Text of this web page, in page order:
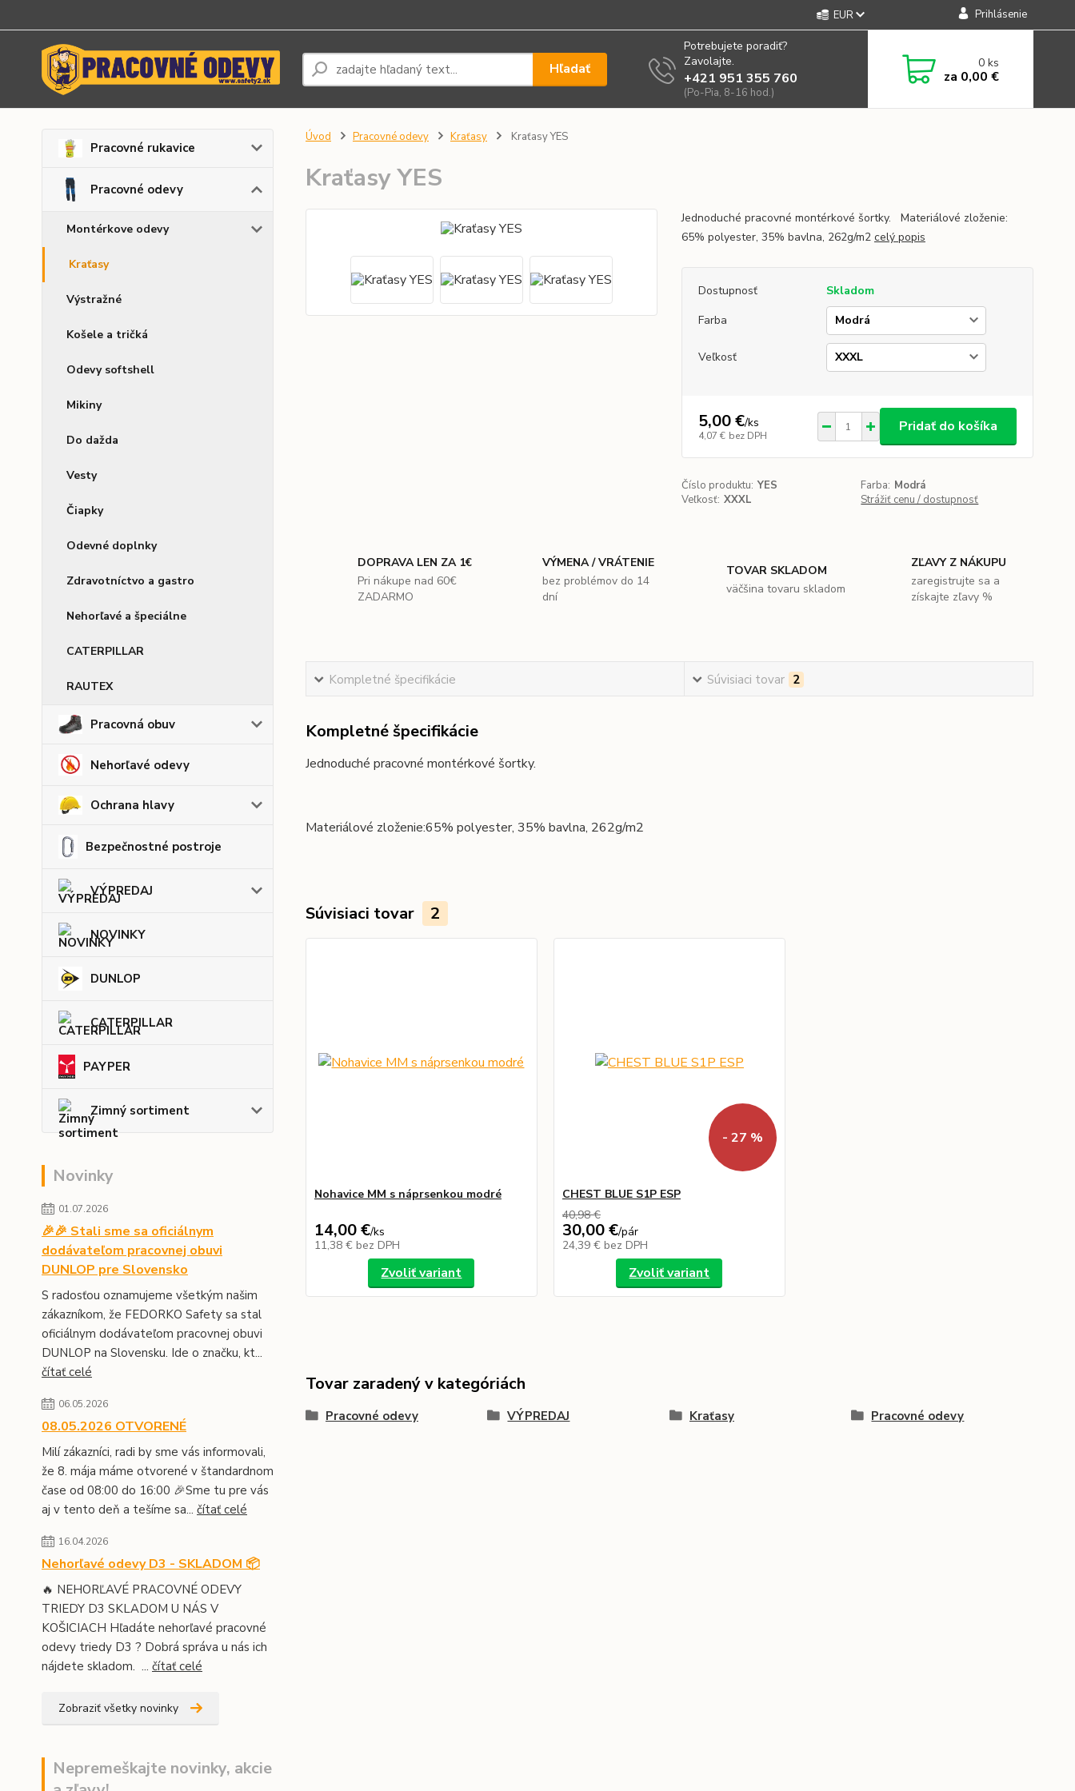
EUR Prihlásenie
Hľadať
Potrebujete poradiť?
Zavolajte.
+421 951 355 760
(Po-Pia, 8-16 hod.)
0ks
za 0,00 €
Pracovné rukavice
Pracovné odevy
Montérkove odevy
Kraťasy
Výstražné
Košele a tričká
Odevy softshell
Mikiny
Do dažda
Vesty
Čiapky
Odevné doplnky
Zdravotníctvo a gastro
Nehorľavé a špeciálne
CATERPILLAR
RAUTEX
Pracovná obuv
Nehorľavé odevy
Ochrana hlavy
Bezpečnostné postroje
VÝPREDAJ
NOVINKY
DUNLOP
CATERPILLAR
PAYPER
Zimný sortiment
Novinky
01.07.2026
🎉🎉 Stali sme sa oficiálnym
dodávateľom pracovnej obuvi
DUNLOP pre Slovensko
S radosťou oznamujeme všetkým našim
zákazníkom, že FEDORKO Safety sa stal
oficiálnym dodávateľom pracovnej obuvi
DUNLOP na Slovensku. Ide o značku, kt...
čítať celé
06.05.2026
08.05.2026 OTVORENÉ
Milí zákazníci, radi by sme vás informovali,
že 8. mája máme otvorené v štandardnom
čase od 08:00 do 16:00 🎉Sme tu pre vás
aj v tento deň a tešíme sa... čítať celé
16.04.2026
Nehorľavé odevy D3 - SKLADOM 📦
🔥 NEHORĽAVÉ PRACOVNÉ ODEVY
TRIEDY D3 SKLADOM U NÁS V
KOŠICIACH Hľadáte nehorľavé pracovné
odevy triedy D3 ? Dobrá správa u nás ich
nájdete skladom. ... čítať celé
Zobraziť všetky novinky
Nepremeškajte novinky, akcie
Úvod Pracovné odevy Kraťasy Kraťasy YES
Kraťasy YES
Jednoduché pracovné montérkové šortky. Materiálové zloženie:
65% polyester, 35% bavlna, 262g/m2 celý popis
Dostupnosť
Skladom
Farba
Veľkosť
5,00 €/ks
4,07 € bez DPH
Pridať do košíka
Číslo produktu: YES Farba: Modrá
Veľkosť: XXXL Strážiť cenu / dostupnosť
DOPRAVA LEN ZA 1€
Pri nákupe nad 60€
ZADARMO
VÝMENA / VRÁTENIE
bez problémov do 14
dní
TOVAR SKLADOM
väčšina tovaru skladom
ZĽAVY Z NÁKUPU
zaregistrujte sa a
získajte zľavy %
Kompletné špecifikácie Súvisiaci tovar 2
Kompletné špecifikácie
Jednoduché pracovné montérkové šortky.
Materiálové zloženie:65% polyester, 35% bavlna, 262g/m2
Súvisiaci tovar 2
Nohavice MM s náprsenkou modré
14,00 €/ks
11,38 € bez DPH
Zvoliť variant
- 27 %
CHEST BLUE S1P ESP
40,98 €
30,00 €/pár
24,39 € bez DPH
Zvoliť variant
Tovar zaradený v kategóriách
Pracovné odevy VÝPREDAJ Kraťasy Pracovné odevy